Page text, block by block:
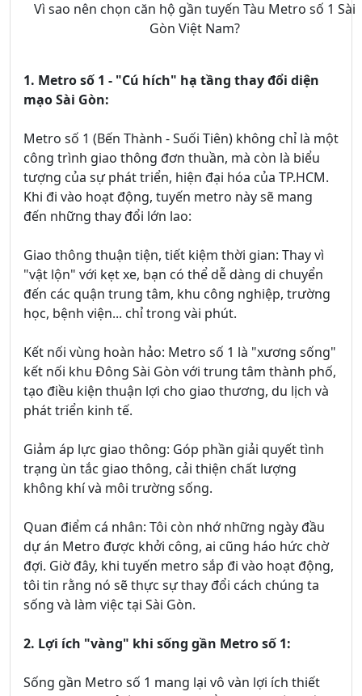
Vì sao nên chọn căn hộ gần tuyến Tàu Metro số 1 Sài
Gòn Việt Nam?
1. Metro số 1 - "Cú hích" hạ tầng thay đổi diện
mạo Sài Gòn:
Metro số 1 (Bến Thành - Suối Tiên) không chỉ là một
công trình giao thông đơn thuần, mà còn là biểu
tượng của sự phát triển, hiện đại hóa của TP.HCM.
Khi đi vào hoạt động, tuyến metro này sẽ mang
đến những thay đổi lớn lao:
Giao thông thuận tiện, tiết kiệm thời gian: Thay vì
"vật lộn" với kẹt xe, bạn có thể dễ dàng di chuyển
đến các quận trung tâm, khu công nghiệp, trường
học, bệnh viện... chỉ trong vài phút.
Kết nối vùng hoàn hảo: Metro số 1 là "xương sống"
kết nối khu Đông Sài Gòn với trung tâm thành phố,
tạo điều kiện thuận lợi cho giao thương, du lịch và
phát triển kinh tế.
Giảm áp lực giao thông: Góp phần giải quyết tình
trạng ùn tắc giao thông, cải thiện chất lượng
không khí và môi trường sống.
Quan điểm cá nhân: Tôi còn nhớ những ngày đầu
dự án Metro được khởi công, ai cũng háo hức chờ
đợi. Giờ đây, khi tuyến metro sắp đi vào hoạt động,
tôi tin rằng nó sẽ thực sự thay đổi cách chúng ta
sống và làm việc tại Sài Gòn.
2. Lợi ích "vàng" khi sống gần Metro số 1:
Sống gần Metro số 1 mang lại vô vàn lợi ích thiết